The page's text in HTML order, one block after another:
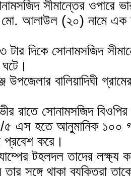
সীমান্তের ওপারে
আলাউল (২০) নামে এক
টার দিকে সোনামসজিদ
বালিয়াদিঘী
রাতে সোনামসজিদ বিওপির
৫ এস হতে আনুমানিক ১০০
প্রবেশ করে।
টহলদল তাদের লক্ষ্য
সঙ্গে থাকা ব্যক্তিরা